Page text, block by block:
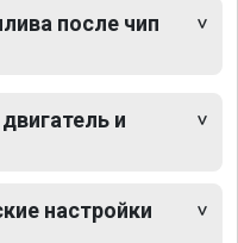
после чип
и
настройки